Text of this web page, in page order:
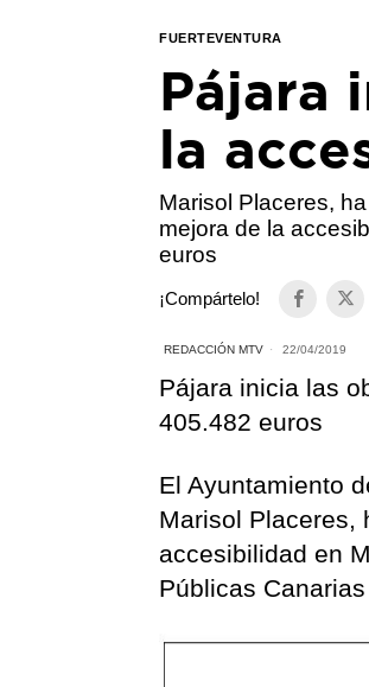
FUERTEVENTURA
Pájara
la
Marisol Placeres,
mejora de la
euros
¡Compártelo!
REDACCIÓN MTV 22/04/2019
Pájara inicia las
405.482 euros
El Ayuntamiento
Marisol Placeres,
accesibilidad en
Públicas Canarias